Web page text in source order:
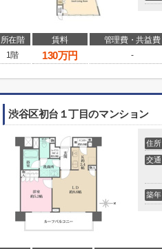
所在階 賃料 管理費・共益費
1階
130万円 -
渋谷区初台１丁目のマンション
住所
交通
築年